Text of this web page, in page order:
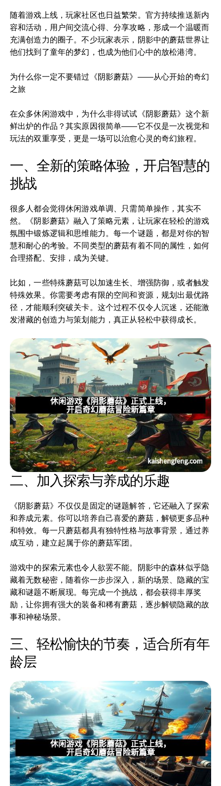
随着游戏上线，玩家社区也日益繁荣。官方持续推送新内
容和活动，用户间交流心得、分享攻略，形成一个温暖而
充满创造力的圈子。不少玩家表示，阴影中的蘑菇世界让
他们找到了童年的梦幻，也成为他们心中的放松港湾。
为什么你一定不要错过《阴影蘑菇》——从心开始的奇幻
之旅
在众多休闲游戏中，为什么非得试试《阴影蘑菇》这个新
鲜出炉的作品？其实原因很简单——它不仅是一次视觉和
玩法的双重享受，更是一场可以治愈心灵的奇幻旅程。
一、全新的策略体验，开启智慧的
挑战
很多人都会觉得休闲游戏单调、只需简单操作，其实不
然。《阴影蘑菇》融入了策略元素，让玩家在轻松的游戏
氛围中锻炼逻辑和思维能力。每一个谜题，都是对你的智
慧和耐心的考验。不同类型的蘑菇有着不同的属性，如何
合理搭配、安排，成为关键。
比如，一些特殊蘑菇可以加速生长、增强防御，或者触发
特殊效果。你需要考虑有限的空间和资源，规划出最优路
径，才能顺利突破关卡。这个过程不仅令人沉迷，还能激
发潜藏的创造力与策划能力，真正从轻松中获得成长。
二、加入探索与养成的乐趣
《阴影蘑菇》不仅仅是固定的谜题解答，它还融入了探索
和养成元素。你可以培养自己喜爱的蘑菇，解锁更多品种
和特效。每一只蘑菇都具有独特性格与故事背景，通过养
成互动，建立起属于你的蘑菇军团。
游戏中的探索元素也令人欲罢不能。阴影中的森林似乎隐
藏着无数秘密，随着你一步步深入，新的场景、隐藏的宝
藏和谜题不断展现。每完成一个挑战，都会获得丰厚奖
励，让你拥有强大的装备和稀有蘑菇，逐步解锁隐藏的故
事和神秘场景。
三、轻松愉快的节奏，适合所有年
龄层